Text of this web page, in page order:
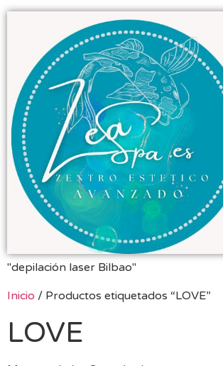
"depilación laser Bilbao"
Inicio / Productos etiquetados “LOVE”
LOVE